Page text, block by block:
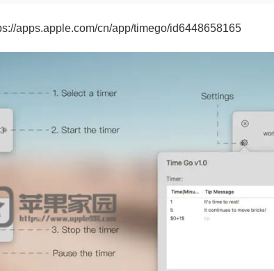
apps.apple.com/cn/app/timego/id6448658165